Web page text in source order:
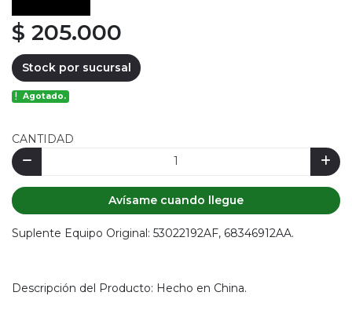
$ 205.000
Stock por sucursal
Agotado.
CANTIDAD
Avísame cuando llegue
Suplente Equipo Original: 53022192AF, 68346912AA.
Descripción del Producto: Hecho en China.